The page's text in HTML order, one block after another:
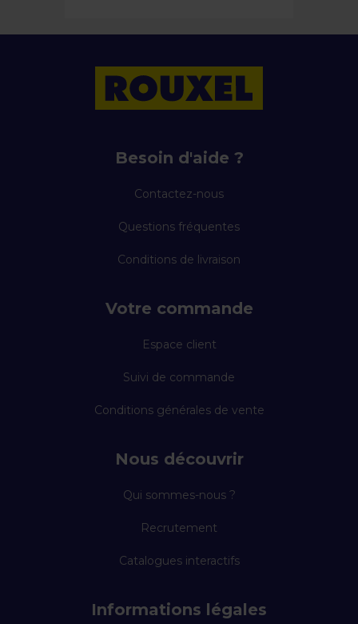
Besoin d'aide ?
Contactez-nous
Questions fréquentes
Conditions de livraison
Votre commande
Espace client
Suivi de commande
Conditions générales de vente
Nous découvrir
Qui sommes-nous ?
Recrutement
Catalogues interactifs
Informations légales